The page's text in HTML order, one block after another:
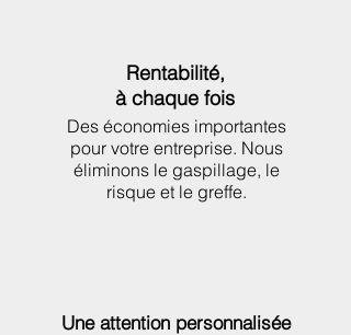
Rentabilité,
à chaque fois
Des économies importantes
pour votre entreprise. Nous
éliminons le gaspillage, le
risque et le greffe.
Une attention personnalisée